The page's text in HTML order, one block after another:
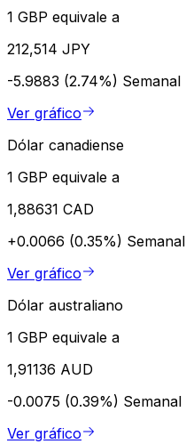
1 GBP equivale a
212,514 JPY
-5.9883 (2.74%) Semanal
Ver gráfico
Dólar canadiense
1 GBP equivale a
1,88631 CAD
+0.0066 (0.35%) Semanal
Ver gráfico
Dólar australiano
1 GBP equivale a
1,91136 AUD
-0.0075 (0.39%) Semanal
Ver gráfico